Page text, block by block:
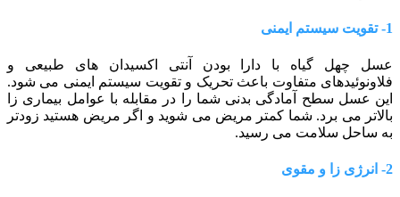
1- تقویت سیستم ایمنی
عسل چهل گیاه با دارا بودن آنتی اکسیدان های طبیعی و
فلاونوئیدهای متفاوت باعث تحریک و تقویت سیستم ایمنی می شود.
این عسل سطح آمادگی بدنی شما را در مقابله با عوامل بیماری زا
بالاتر می برد. شما کمتر مریض می شوید و اگر مریض هستید زودتر
به ساحل سلامت می رسید.
2- انرژی زا و مقوی